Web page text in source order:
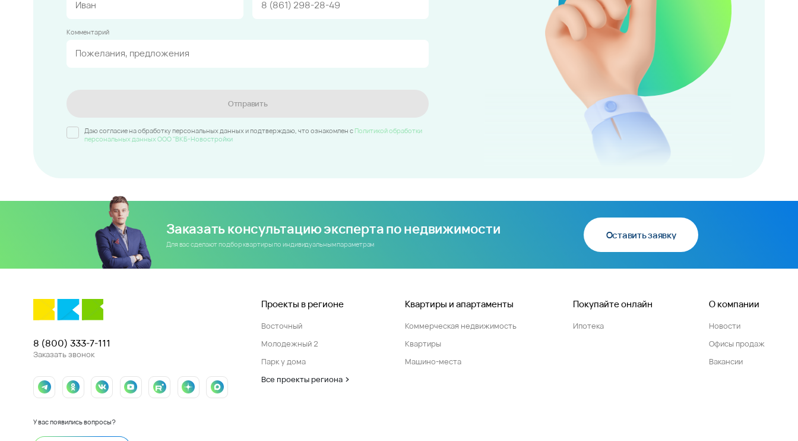
Комментарий
Отправить
Даю согласие на обработку персональных данных и подтверждаю, что ознакомлен c Политикой обработки
персональных данных ООО "ВКБ-Новостройки
Заказать консультацию эксперта по недвижимости
Для вас сделают подбор квартиры по индивидуальным параметрам
Оставить заявку
8 (800) 333-7-111
Заказать звонок
У вас появились вопросы?
Проекты в регионе
Восточный
Молодежный 2
Парк у дома
Все проекты региона
Квартиры и апартаменты
Коммерческая недвижимость
Квартиры
Машино-места
Покупайте онлайн
Ипотека
О компании
Новости
Офисы продаж
Вакансии